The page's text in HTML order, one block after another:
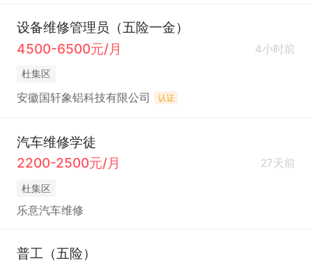
设备维修管理员（五险一金）
4500-6500元/月
4小时前
杜集区
安徽国轩象铝科技有限公司 认证
汽车维修学徒
2200-2500元/月
27天前
杜集区
乐意汽车维修
普工（五险）